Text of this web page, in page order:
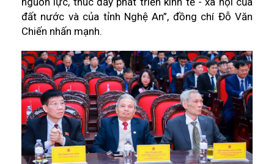
đất nước và của tỉnh Nghệ An”, đồng chí Đỗ Văn
Chiến nhấn mạnh.